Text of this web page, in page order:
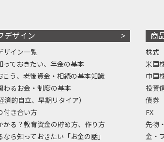
デザイン
ザイン一覧
っておきたい、年金の基本
こう、老後資金・相続の基本知識
わるお金・制度の基本
済的自立、早期リタイア）
付き合い方
かる？教育資金の貯め方、作り方
なら知っておきたい「お金の話」
商
株式
米国
中国
投資
債券
FX
先物
金・